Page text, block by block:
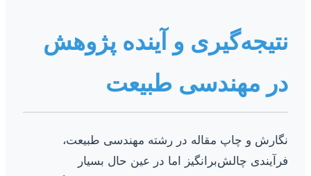
نتیجه‌گیری و آینده پژوهش
در مهندسی طبیعت
نگارش و چاپ مقاله در رشته مهندسی طبیعت،
فرآیندی چالش‌برانگیز اما در عین حال بسیار